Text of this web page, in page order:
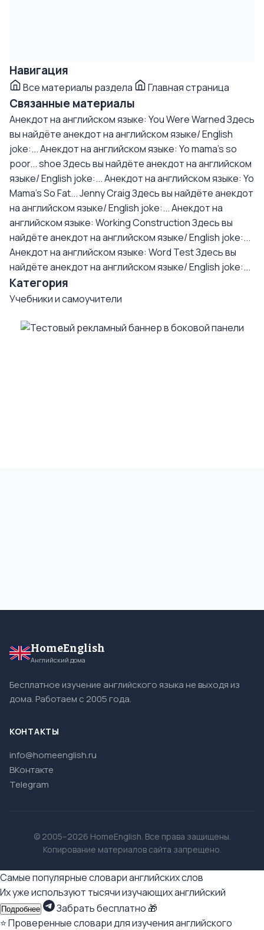
Навигация
Все материалы раздела Главная страница
Связанные материалы
Анекдот на английском языке: You Were WarnedЗдесь
вы найдёте анекдот на английском языке/ English
joke:...Анекдот на английском языке: Yo mama's so
poor... shoeЗдесь вы найдёте анекдот на английском
языке/ English joke:...Анекдот на английском языке: Yo
Mama's So Fat... Jenny CraigЗдесь вы найдёте анекдот
на английском языке/ English joke:...Анекдот на
английском языке: Working ConstructionЗдесь вы
найдёте анекдот на английском языке/ English joke:...
Анекдот на английском языке: Word TestЗдесь вы
найдёте анекдот на английском языке/ English joke:...
Категория
Учебники и самоучители
HomeEnglish
Английский дома
Бесплатное изучение английского языка не выходя из
дома. Работаем с 2005 года.
КОНТАКТЫ
info@homeenglish.ru
ВКонтакте
Telegram
© 2005–2026 HomeEnglish. Все права защищены.
Копирование материалов сайта запрещено.
Самые популярные словари английских слов
Их уже используют тысячи изучающих английский
Подробнее
Забрать бесплатно 🎁
⭐ Проверенные словари для изучения английского